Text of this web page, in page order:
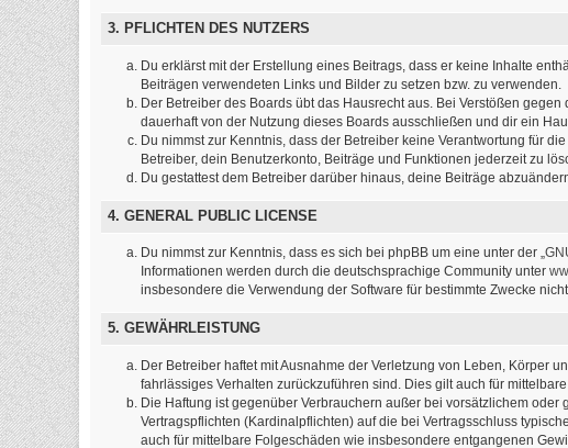
3. PFLICHTEN DES NUTZERS
Du erklärst mit der Erstellung eines Beitrags, dass er keine Inhalte
Beiträgen verwendeten Links und Bilder zu setzen bzw. zu verwenden.
Der Betreiber des Boards übt das Hausrecht aus. Bei Verstößen
dauerhaft von der Nutzung dieses Boards ausschließen und dir ein
Du nimmst zur Kenntnis, dass der Betreiber keine Verantwortung für
Betreiber, dein Benutzerkonto, Beiträge und Funktionen jederzeit zu
Du gestattest dem Betreiber darüber hinaus, deine Beiträge
4. GENERAL PUBLIC LICENSE
Du nimmst zur Kenntnis, dass es sich bei phpBB um eine unter der „
Informationen werden durch die deutschsprachige Community unter
insbesondere die Verwendung der Software für bestimmte Zwecke
5. GEWÄHRLEISTUNG
Der Betreiber haftet mit Ausnahme der Verletzung von Leben, Körper
fahrlässiges Verhalten zurückzuführen sind. Dies gilt auch für
Die Haftung ist gegenüber Verbrauchern außer bei vorsätzlichem
Vertragspflichten (Kardinalpflichten) auf die bei Vertragsschluss
auch für mittelbare Folgeschäden wie insbesondere entgangenen